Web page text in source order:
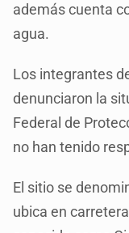
además cuenta
agua.
Los integrantes
denunciaron la
Federal de
no han tenido
El sitio se
ubica en